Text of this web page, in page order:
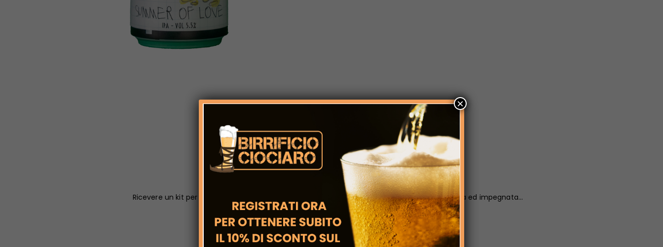
IL BIRRIFICIO
Fondato nel 2017 a Veroli nel cuore della Ciociaria.
Ricevere un kit per fare la birra come regalo per i 18 anni e farne una professione appassionata ed impegnata...
SCOPRI
×